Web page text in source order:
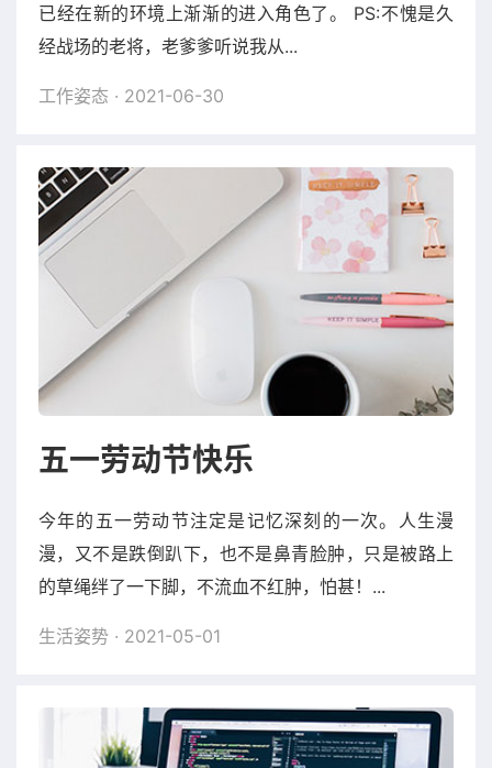
已经在新的环境上渐渐的进入角色了。 PS:不愧是久
经战场的老将，老爹爹听说我从...
工作姿态 · 2021-06-30
五一劳动节快乐
今年的五一劳动节注定是记忆深刻的一次。人生漫
漫，又不是跌倒趴下，也不是鼻青脸肿，只是被路上
的草绳绊了一下脚，不流血不红肿，怕甚！...
生活姿势 · 2021-05-01